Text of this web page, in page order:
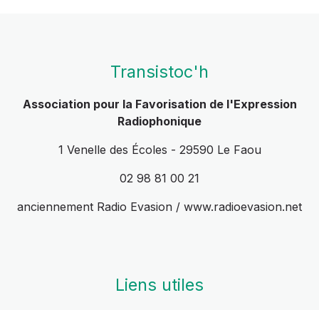
Transistoc'h
Association pour la Favorisation de l'Expression
Radiophonique
1 Venelle des Écoles - 29590 Le Faou
02 98 81 00 21
anciennement Radio Evasion / www.radioevasion.net
Liens utiles